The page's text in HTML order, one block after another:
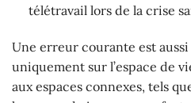
télétravail lors de la crise
Une erreur courante est
uniquement sur l’espace de
aux espaces connexes, tels